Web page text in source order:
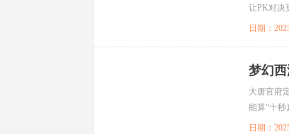
让PK对决
转换阵营
日期：
梦幻
大唐官府
能算“十
就被忽略
日期：